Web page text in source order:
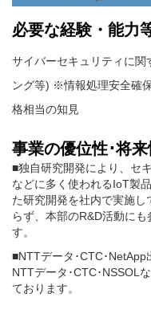
必要な経験・能力
サイバーセキュリティに関
ング等) ※情報処理安全確
格相当の知見
事業の優位性･将
■独自研究開発により、セ
などに多く使われるIoT製
た研究開発を社内で実施
らず、本部のR&D活動に
す。
■NTTデータ･CTC･NetApp
NTTデータ･CTC･NSSOL
ております。